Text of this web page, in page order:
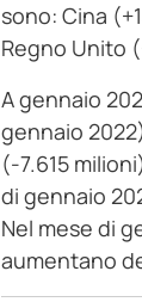
sono: Cina
Regno Unito
A gennaio
gennaio
(-7.615
di gennaio
Nel mese di
aumentano